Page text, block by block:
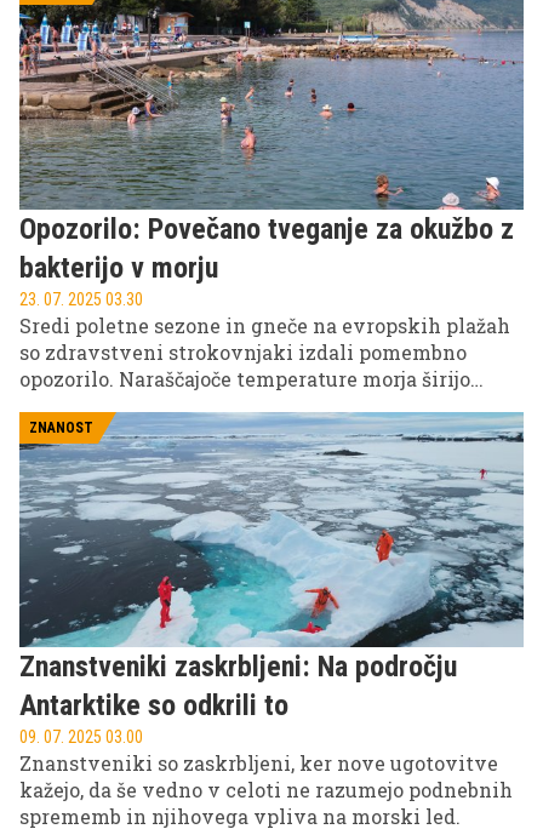
Opozorilo: Povečano tveganje za okužbo z
bakterijo v morju
23. 07. 2025 03.30
Sredi poletne sezone in gneče na evropskih plažah
so zdravstveni strokovnjaki izdali pomembno
opozorilo. Naraščajoče temperature morja širijo
in predstavlja vse večje tveganje za zdravje
plavalcev in ljubiteljev morskih sadežev.
ZNANOST
Znanstveniki zaskrbljeni: Na področju
Antarktike so odkrili to
09. 07. 2025 03.00
Znanstveniki so zaskrbljeni, ker nove ugotovitve
kažejo, da še vedno v celoti ne razumejo podnebnih
sprememb in njihovega vpliva na morski led.